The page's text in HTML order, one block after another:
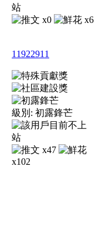
x0 x6
11922911
級別: 初露鋒芒
x47
x102